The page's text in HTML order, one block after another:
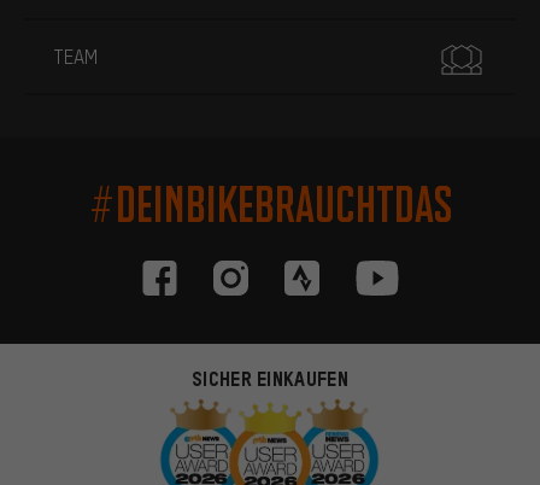
TEAM
#DEINBIKEBRAUCHTDAS
SICHER EINKAUFEN